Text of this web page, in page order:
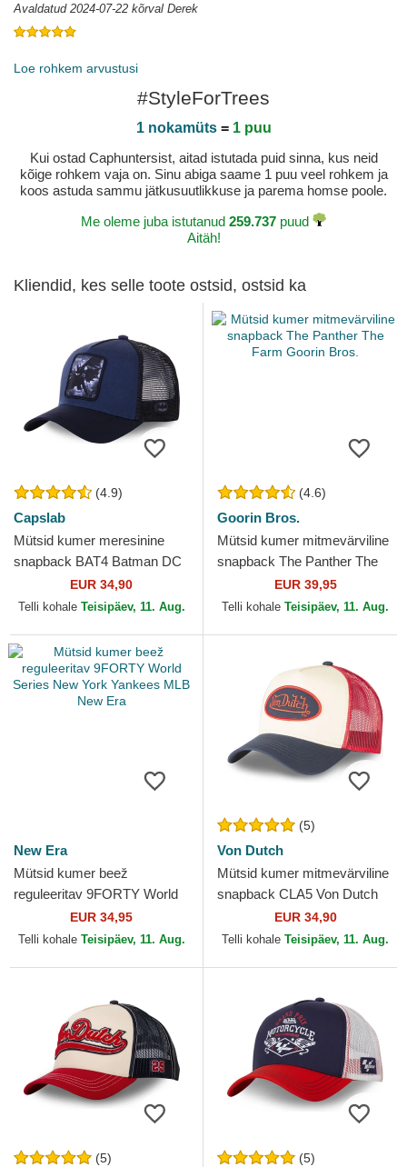
Avaldatud 2024-07-22 kõrval Derek
Loe rohkem arvustusi
#StyleForTrees
1 nokamüts= 1 puu
Kui ostad Caphuntersist, aitad istutada puid sinna, kus neid
kõige rohkem vaja on. Sinu abiga saame 1 puu veel rohkem ja
koos astuda sammu jätkusuutlikkuse ja parema homse poole.
Me oleme juba istutanud 259.737 puud
Aitäh!
Kliendid, kes selle toote ostsid, ostsid ka
(4.9)
Capslab
Mütsid kumer meresinine
snapback BAT4 Batman DC
Comics Capslab
EUR 34,90
Telli kohale Teisipäev, 11. Aug.
(4.6)
Goorin Bros.
Mütsid kumer mitmevärviline
snapback The Panther The
Farm Goorin Bros.
EUR 39,95
Telli kohale Teisipäev, 11. Aug.
New Era
Mütsid kumer beež
reguleeritav 9FORTY World
Series New York Yankees
MLB New Era
EUR 34,95
Telli kohale Teisipäev, 11. Aug.
(5)
Von Dutch
Mütsid kumer mitmevärviline
snapback CLA5 Von Dutch
EUR 34,90
Telli kohale Teisipäev, 11. Aug.
(5) (5)